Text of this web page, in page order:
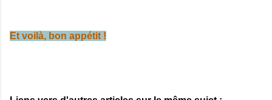
Et voilà, bon appétit !